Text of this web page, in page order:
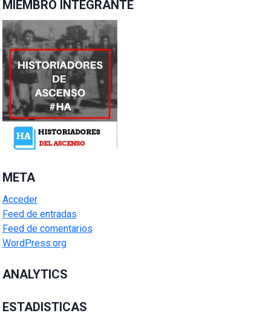
MIEMBRO INTEGRANTE
META
Acceder
Feed de entradas
Feed de comentarios
WordPress.org
ANALYTICS
ESTADISTICAS